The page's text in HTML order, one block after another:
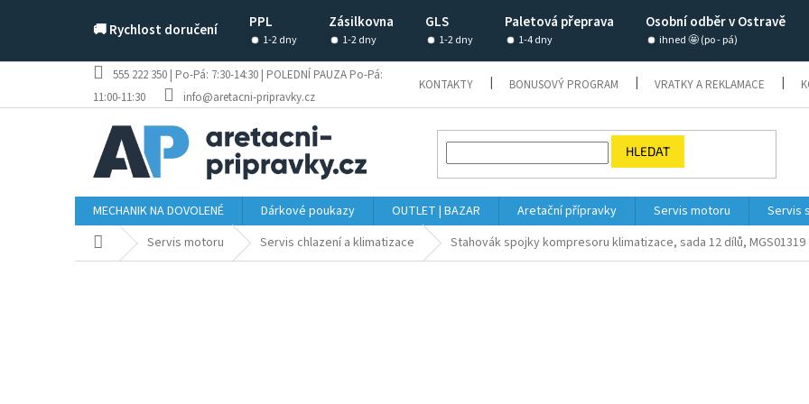
🚚 Rychlost doručení PPL Zásilkovna GLS Paletová přeprava Osobní odběr v Ostravě
1-2 dny 1-2 dny 1-2 dny 1-4 dny ihned 🤩 (po - pá)
555 222 350 | Po-Pá: 7:30-14:30 | POLEDNÍ PAUZA Po-Pá:
11:00-11:30
info@aretacni-pripravky.cz
KONTAKTY BONUSOVÝ PROGRAM VRATKY A REKLAMACE
HLEDAT
MECHANIK NA DOVOLENÉ Dárkové poukazy OUTLET | BAZAR Aretační přípravky Servis motoru Servis
Domů Servis motoru Servis chlazení a klimatizace Stahovák spojky kompresoru klimatizace, sada 12 dílů, MGS01319